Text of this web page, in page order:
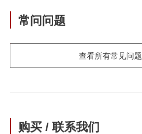
常问问题
查看所有常见问题
购买 / 联系我们